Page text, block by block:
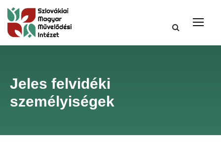
Jeles felvidéki
személyiségek